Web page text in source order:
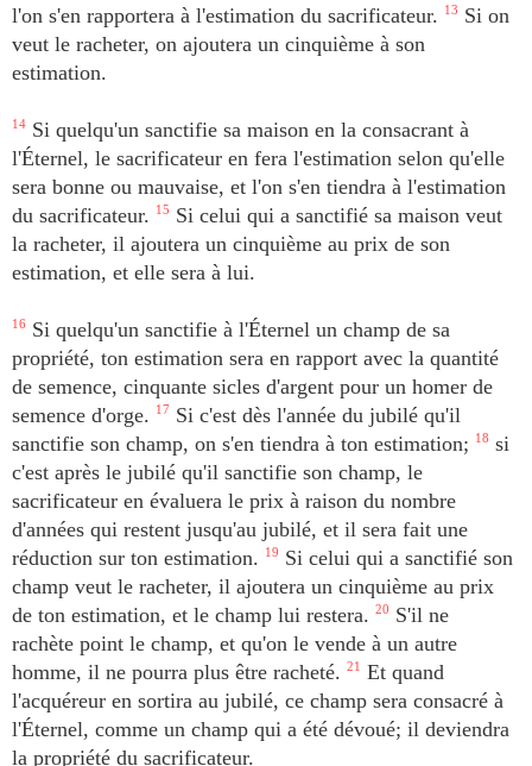
l'on s'en rapportera à l'estimation du sacrificateur.
13
Si on
veut le racheter, on ajoutera un cinquième à son
estimation.
14 Si quelqu'un sanctifie sa maison en la consacrant à
l'Éternel, le sacrificateur en fera l'estimation selon qu'elle
sera bonne ou mauvaise, et l'on s'en tiendra à l'estimation
du sacrificateur.
15
Si celui qui a sanctifié sa maison veut
la racheter, il ajoutera un cinquième au prix de son
estimation, et elle sera à lui.
16 Si quelqu'un sanctifie à l'Éternel un champ de sa
propriété, ton estimation sera en rapport avec la quantité
de semence, cinquante sicles d'argent pour un homer de
semence d'orge.
17
Si c'est dès l'année du jubilé qu'il
sanctifie son champ, on s'en tiendra à ton estimation;
18 si
c'est après le jubilé qu'il sanctifie son champ, le
sacrificateur en évaluera le prix à raison du nombre
d'années qui restent jusqu'au jubilé, et il sera fait une
réduction sur ton estimation.
19
Si celui qui a sanctifié son
champ veut le racheter, il ajoutera un cinquième au prix
de ton estimation, et le champ lui restera. 20
S'il ne
rachète point le champ, et qu'on le vende à un autre
homme, il ne pourra plus être racheté. 21
Et quand
l'acquéreur en sortira au jubilé, ce champ sera consacré à
l'Éternel, comme un champ qui a été dévoué; il deviendra
la propriété du sacrificateur.